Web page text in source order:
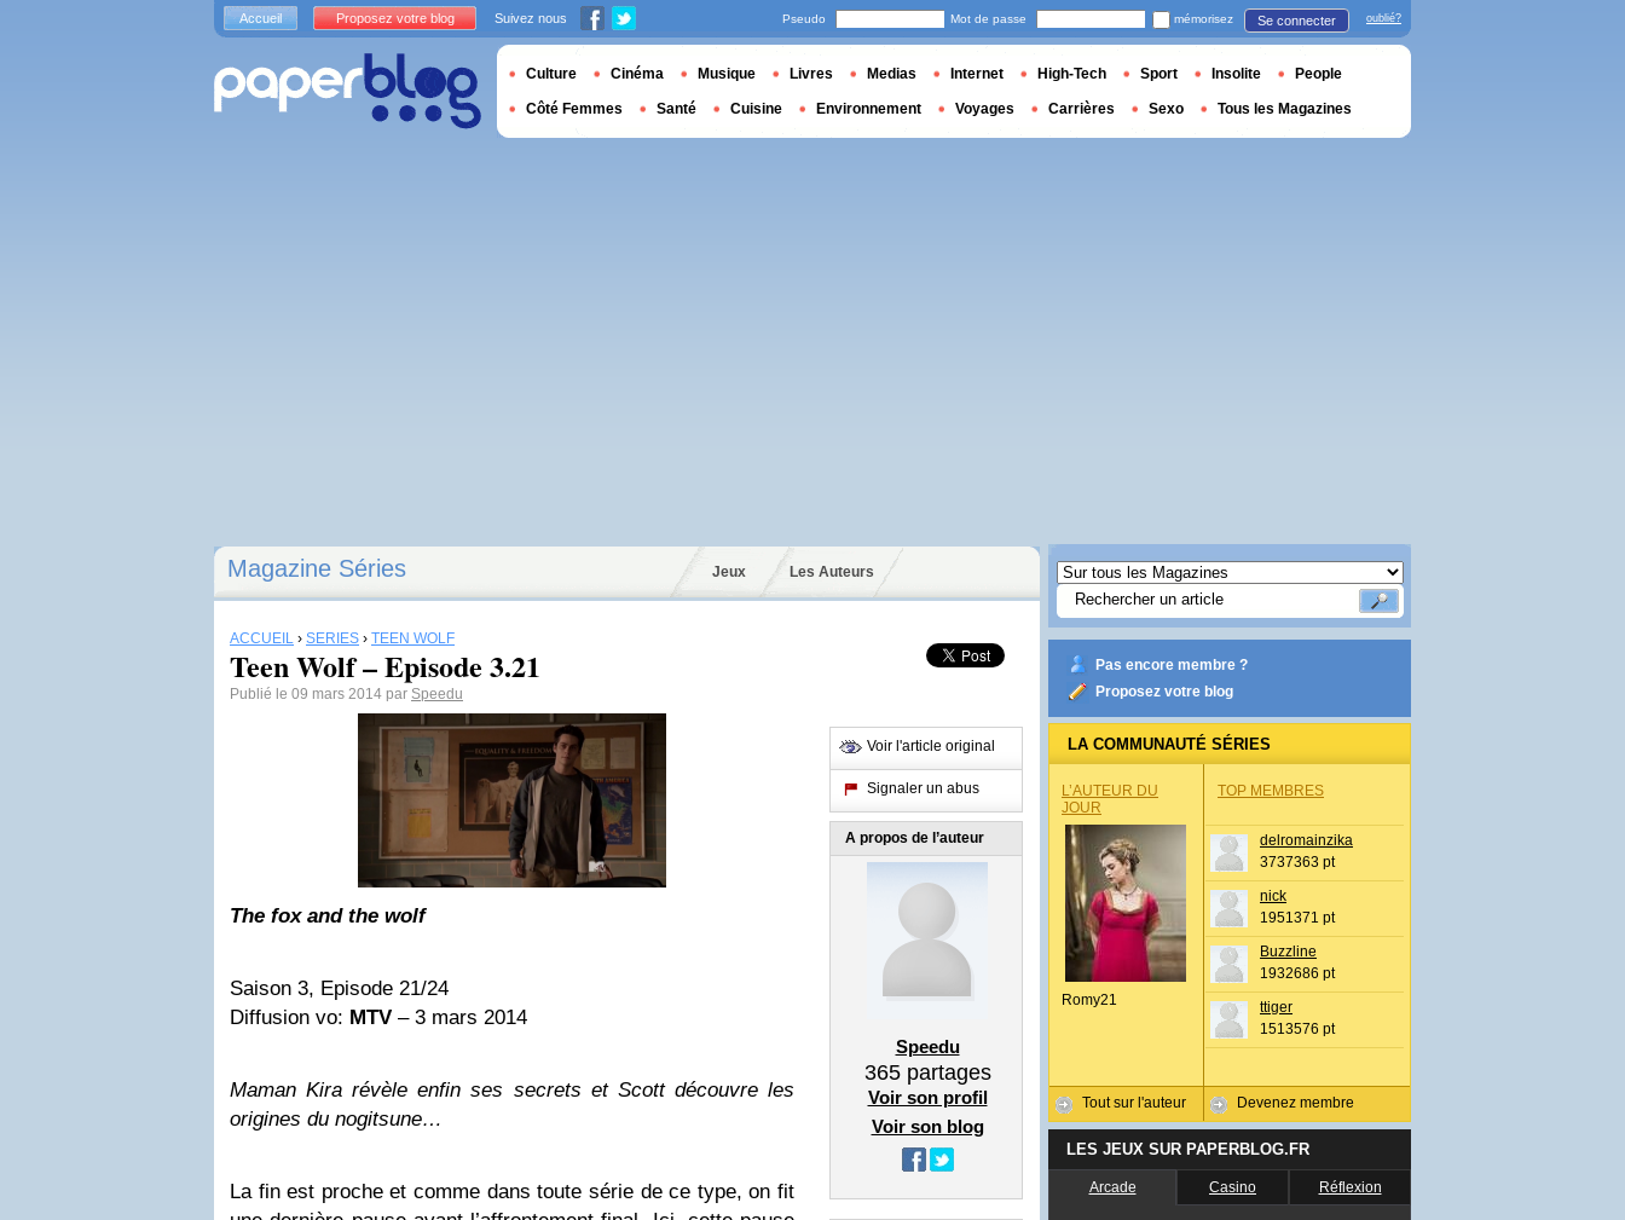
Magazine Séries Jeux Les Auteurs
ACCUEIL › SÉRIES › TEEN WOLF
Teen Wolf – Episode 3.21
Publié le 09 mars 2014 par Speedu
The fox and the wolf
Saison 3, Episode 21/24
Diffusion vo: MTV – 3 mars 2014
Maman Kira révèle enfin ses secrets et Scott découvre les
origines du nogitsune…
La fin est proche et comme dans toute série de ce type, on fit
Voir l'article original
Signaler un abus
A propos de l’auteur
Speedu
365partages
Voir son profil
Voir son blog
Pas encore membre ?
Proposez votre blog
LA COMMUNAUTÉ SÉRIES
L’AUTEUR DU
JOUR
Romy21
Tout sur l'auteur
TOP MEMBRES
delromainzika
3737363 pt
nick
1951371 pt
Buzzline
1932686 pt
ttiger
1513576 pt
Devenez membre
LES JEUX SUR PAPERBLOG.FR
Arcade Casino Réflexion
Accueil Proposez votre blog Suivez nous Pseudo Mot de passe mémorisez Se connecter oublié?
Culture Cinéma Musique Livres Medias Internet High-Tech Sport Insolite People
Côté Femmes Santé Cuisine Environnement Voyages Carrières Sexo Tous les Magazines